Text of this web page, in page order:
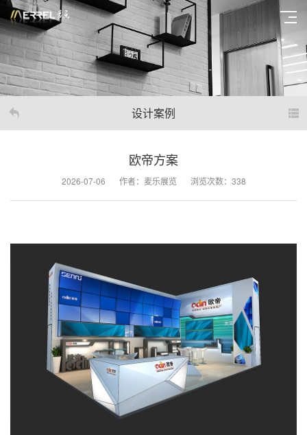
设计案例
欧帝方案
2026-07-06 作者：麦乐展览 浏览次数：338